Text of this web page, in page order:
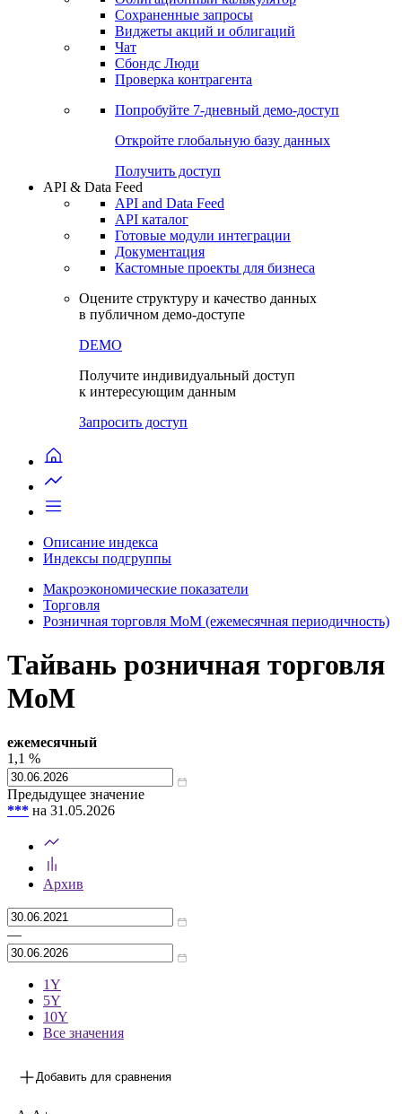
Сохраненные запросы
Виджеты акций и облигаций
Чат
Сбондс Люди
Проверка контрагента
Попробуйте 7-дневный демо-доступ
Откройте глобальную базу данных
Получить доступ
API & Data Feed
API and Data Feed
API каталог
Готовые модули интеграции
Документация
Кастомные проекты для бизнеса
Оцените структуру и качество данных
в публичном демо-доступе
DEMO
Получите индивидуальный доступ
к интересующим данным
Запросить доступ
Описание индекса
Индексы подгруппы
Макроэкономические показатели
Торговля
Розничная торговля MoM (ежемесячная периодичность)
Тайвань розничная торговля
MoM
ежемесячный
1,1 %
Предыдущее значение
*** на 31.05.2026
Архив
—
1Y
5Y
10Y
Все значения
Добавить для сравнения